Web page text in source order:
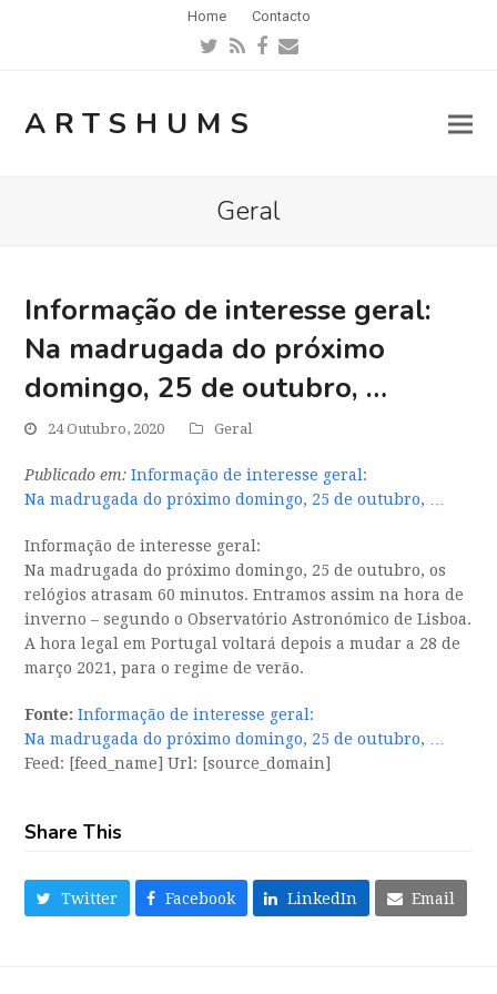
Home Contacto
Twitter
RSSFacebook
Email
ARTSHUMS
Geral
Informação de interesse geral:
Na madrugada do próximo
domingo, 25 de outubro, …
24 Outubro, 2020 Geral
Publicado em: Informação de interesse geral:
Na madrugada do próximo domingo, 25 de outubro, …
Informação de interesse geral:
Na madrugada do próximo domingo, 25 de outubro, os
relógios atrasam 60 minutos. Entramos assim na hora de
inverno – segundo o Observatório Astronómico de Lisboa.
A hora legal em Portugal voltará depois a mudar a 28 de
março 2021, para o regime de verão.
Fonte: Informação de interesse geral:
Na madrugada do próximo domingo, 25 de outubro, …
Feed: [feed_name] Url: [source_domain]
Share This
Twitter Facebook LinkedIn Email